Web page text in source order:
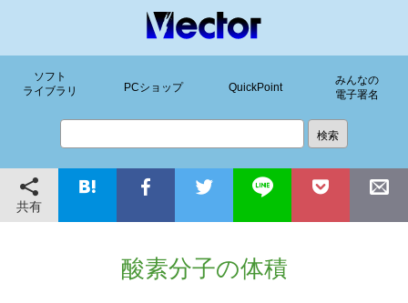
ソフト
ライブラリ
PCショップ QuickPoint
みんなの
電子署名
共有
酸素分子の体積